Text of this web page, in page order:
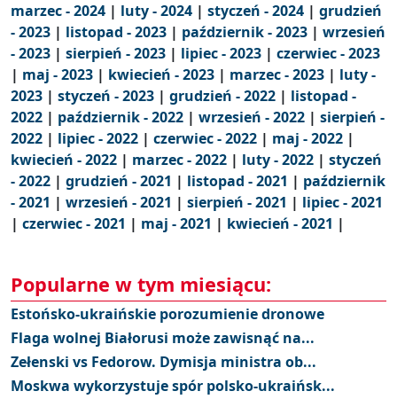
marzec - 2024 | luty - 2024 | styczeń - 2024 | grudzień
- 2023 | listopad - 2023 | październik - 2023 | wrzesień
- 2023 | sierpień - 2023 | lipiec - 2023 | czerwiec - 2023
| maj - 2023 | kwiecień - 2023 | marzec - 2023 | luty -
2023 | styczeń - 2023 | grudzień - 2022 | listopad -
2022 | październik - 2022 | wrzesień - 2022 | sierpień -
2022 | lipiec - 2022 | czerwiec - 2022 | maj - 2022 |
kwiecień - 2022 | marzec - 2022 | luty - 2022 | styczeń
- 2022 | grudzień - 2021 | listopad - 2021 | październik
- 2021 | wrzesień - 2021 | sierpień - 2021 | lipiec - 2021
| czerwiec - 2021 | maj - 2021 | kwiecień - 2021 |
Popularne w tym miesiącu:
Estońsko-ukraińskie porozumienie dronowe
Flaga wolnej Białorusi może zawisnąć na...
Zełenski vs Fedorow. Dymisja ministra ob...
Moskwa wykorzystuje spór polsko-ukraińsk...